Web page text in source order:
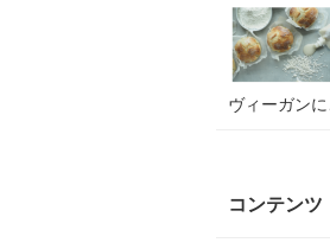
ヴィーガン
コンテンツ